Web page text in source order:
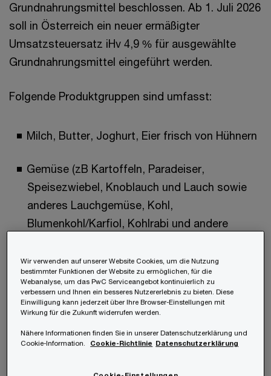
Grundnahrungsmittel beschlossen. Ab 1. Juli 2026
soll in Österreich ein neuer ermäßigter
Umsatzsteuersatz iHv 4,9 % für ausgewählte
Grundnahrungsmittel eingeführt werden.
Folgende Produktgruppen sind umfasst:
Milch, Butter, Joghurt, Eier frisch von Hühnern
Gemüse (zB Kartoffeln, Paradeiser,
Speisezwiebel, Knoblauch und Lauch sowie
anderes Lauchgemüse, Kohl,
Blumenkohl/Karfiol, Kohlrabi und andere
Knollensellerie, Gurken, Bohnen, Erbsen und
andere Hülsenfrüchte, Kürbis,
Auberginen/Melanzani, Paprika oder Spargel
sowie gefrorenes Gemüse)
Obst (Äpfel, Birnen, Quitten und Steinobst)
Wir verwenden auf unserer Website Cookies, um die Nutzung
bestimmter Funktionen der Website zu ermöglichen, für die
Webanalyse, um das PwC Serviceangebot kontinuierlich zu
verbessern und Ihnen ein besseres Nutzererlebnis zu bieten. Diese
Einwilligung kann jederzeit über Ihre Browser-Einstellungen mit
Wirkung für die Zukunft widerrufen werden.
Nähere Informationen finden Sie in unserer Datenschutzerklärung und
Cookie-Information.
Cookie-Richtlinie Datenschutzerklärung